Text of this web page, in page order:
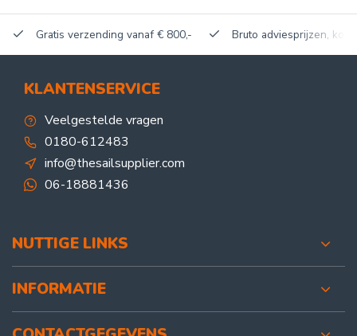
Gratis verzending vanaf € 800,- Bruto adviesprijzen,
KLANTENSERVICE
Veelgestelde vragen
0180-612483
info@thesailsupplier.com
06-18881436
NUTTIGE LINKS
INFORMATIE